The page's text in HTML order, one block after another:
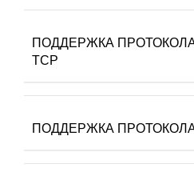
ПОДДЕРЖКА ПРОТОКОЛА
TCP
ПОДДЕРЖКА ПРОТОКОЛА